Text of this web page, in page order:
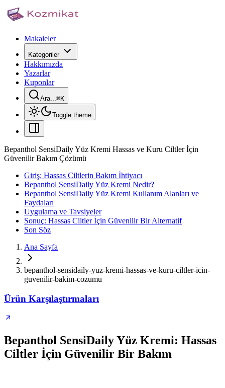
Makaleler
Kategoriler
Hakkımızda
Yazarlar
Kuponlar
Ara...⌘K
Toggle theme
Bepanthol SensiDaily Yüz Kremi Hassas ve Kuru Ciltler İçin
Güvenilir Bakım Çözümü
Giriş: Hassas Ciltlerin Bakım İhtiyacı
Bepanthol SensiDaily Yüz Kremi Nedir?
Bepanthol SensiDaily Yüz Kremi Kullanım Alanları ve
Faydaları
Uygulama ve Tavsiyeler
Sonuç: Hassas Ciltler İçin Güvenilir Bir Alternatif
Son Söz
Ana Sayfa
bepanthol-sensidaily-yuz-kremi-hassas-ve-kuru-ciltler-icin-
guvenilir-bakim-cozumu
Ürün Karşılaştırmaları
Bepanthol SensiDaily Yüz Kremi: Hassas
Ciltler İçin Güvenilir Bir Bakım